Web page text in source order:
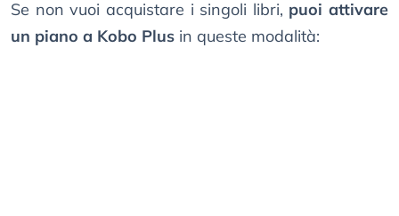
Se non vuoi acquistare i singoli libri, puoi attivare
un piano a Kobo Plus in queste modalità: